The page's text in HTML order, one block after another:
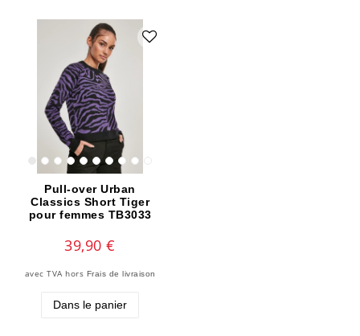
Pull-over Urban
Classics Short Tiger
pour femmes TB3033
39,90 €
avec TVAhors Frais de livraison
Dans le panier